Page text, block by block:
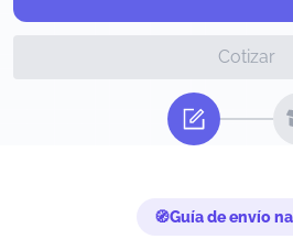
Cotizar
Guía de envío